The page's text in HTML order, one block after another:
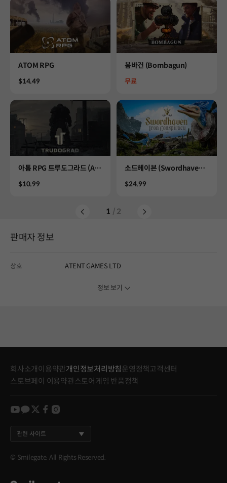
Product
ATOM RPG
Price
$14.49
Product
봄바건 (Bombagun)
Price
무료
Product
아톰 RPG 트루도그라드 (AT
Price
$10.99
Product
소드헤이븐 (Swordhaven: I
Price
$24.99
1 / 2
판매자 정보
상호 ATENT GAMES LTD
정보 보기
회사소개이용약관개인정보처리방침 운영정책고객센터
스토브페이 이용약관스토어게임 반품정책
youtube
kakao
twitter
facebook
instagram
관련 사이트
© Smilegate. All Rights Reserved.